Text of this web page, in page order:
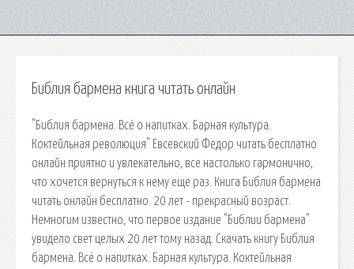
Библия бармена книга читать онлайн
"Библия бармена. Всё о напитках. Барная культура.
Коктейльная революция" Евсевский Федор читать бесплатно
онлайн приятно и увлекательно, все настолько гармонично,
что хочется вернуться к нему еще раз. Книга Библия бармена
читать онлайн бесплатно. 20 лет - прекрасный возраст.
Немногим известно, что первое издание "Библии бармена"
увидело свет целых 20 лет тому назад. Скачать книгу Библия
бармена. Всё о напитках. Барная культура. Коктейльная